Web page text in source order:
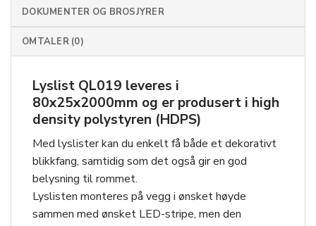
DOKUMENTER OG BROSJYRER
OMTALER (0)
Lyslist QL019 leveres i
80x25x2000mm og er produsert i high
density polystyren (HDPS)
Med lyslister kan du enkelt få både et dekorativt
blikkfang, samtidig som det også gir en god
belysning til rommet.
Lyslisten monteres på vegg i ønsket høyde
sammen med ønsket LED-stripe, men den